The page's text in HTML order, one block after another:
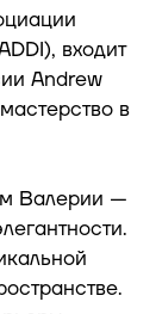
входит
Andrew
в
Валерии —